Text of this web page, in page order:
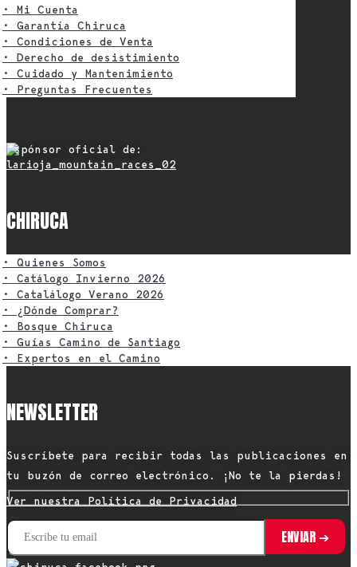
• Mi Cuenta
• Garantía Chiruca
• Condiciones de Venta
• Derecho de desistimiento
• Cuidado y Mantenimiento
• Preguntas Frecuentes
Espónsor oficial de:
CHIRUCA
• Quienes Somos
• Catálogo Invierno 2026
• Catalálogo Verano 2026
• ¿Dónde Comprar?
• Bosque Chiruca
• Guías Camino de Santiago
• Expertos en el Camino
NEWSLETTER
Suscríbete para recibir todas las publicaciones en
tu buzón de correo electrónico. ¡No te la pierdas!
Ver nuestra Política de Privacidad